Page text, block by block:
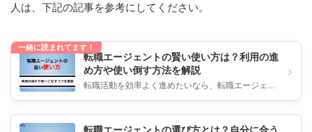
人は、下記の記事を参考にしてください。
一緒に読まれてます！
転職エージェントの賢い使い方は？利用の進
め方や使い倒す方法を解説
転職活動を効率よく進めたいなら、転職エージェン
›